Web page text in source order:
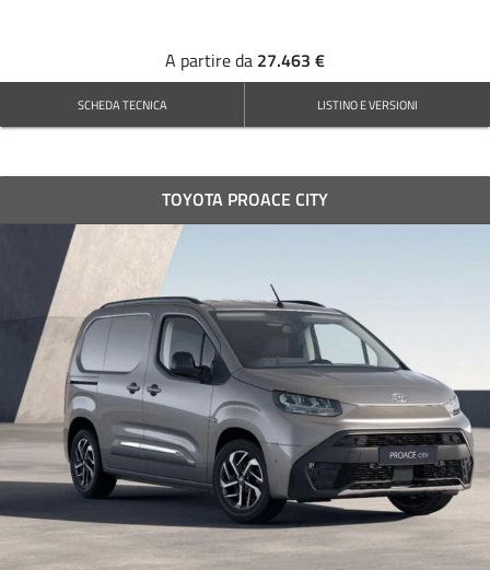
A partire da 27.463 €
SCHEDA TECNICA LISTINO E VERSIONI
TOYOTA PROACE CITY